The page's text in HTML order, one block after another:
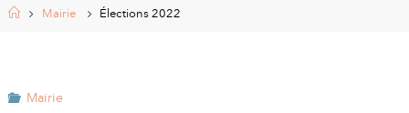
HomeMairie Élections 2022
Mairie